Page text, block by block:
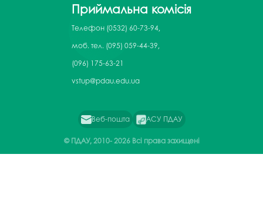
Приймальна комісія
Телефон (0532) 60-73-94,
моб. тел. (095) 059-44-39,
(096) 175-63-21
vstup@pdau.edu.ua
Веб-пошта АСУ ПДАУ
© ПДАУ, 2010-2026 Всі права захищені